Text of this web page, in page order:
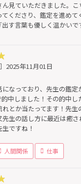
見ていただきました。
くださり、鑑定を進めて
す言葉も優しく温かいで
］2025年11月01日
なっており、先生の鑑
中しました！その的中
とか当たってます！先
生の話し方に最近は癒
ですね！
人間関係 仕事